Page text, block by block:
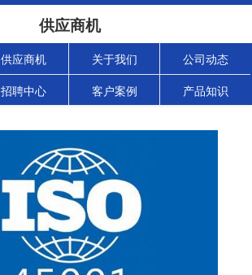
供应商机
供应商机 关于我们 公司动态
招聘中心 客户案例 产品知识